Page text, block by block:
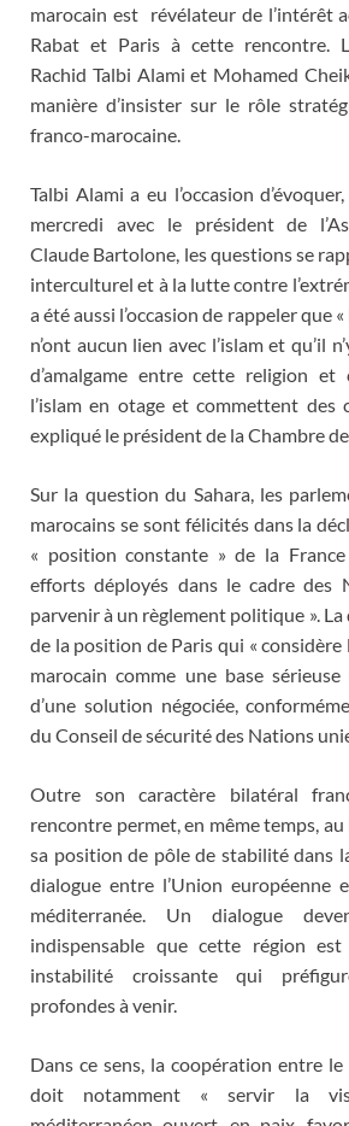
marocain est révélateur de l’intérêt
Rabat et Paris à cette rencontre.
Rachid Talbi Alami et Mohamed
manière d’insister sur le rôle
franco-marocaine.
Talbi Alami a eu l’occasion
mercredi avec le président de
Claude Bartolone, les questions se
interculturel et à la lutte contre
a été aussi l’occasion de rappeler que
n’ont aucun lien avec l’islam et qu’il
d’amalgame entre cette religion
l’islam en otage et commettent des
expliqué le président de la Chambre
Sur la question du Sahara, les
marocains se sont félicités dans la
« position constante » de la
efforts déployés dans le cadre des
parvenir à un règlement politique ».
de la position de Paris qui « considère
marocain comme une base
d’une solution négociée,
du Conseil de sécurité des Nations
Outre son caractère bilatéral
rencontre permet, en même temps,
sa position de pôle de stabilité dans
dialogue entre l’Union
méditerranée. Un dialogue
indispensable que cette région
instabilité croissante qui
profondes à venir.
Dans ce sens, la coopération entre
doit notamment « servir la